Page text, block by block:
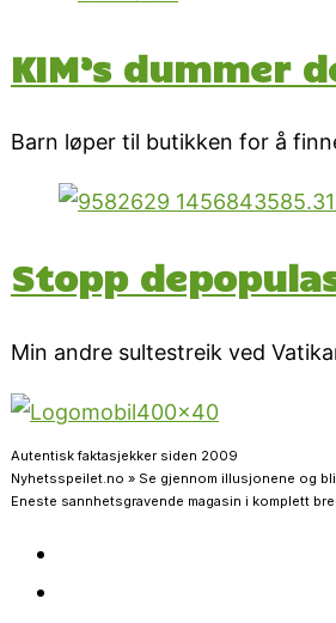
KIM’s dummer
Barn løper til butikken for å
Stopp
Min andre sultestreik ved
Autentisk faktasjekker siden 2009
Nyhetsspeilet.no » Se gjennom illusjonene og
Eneste sannhetsgravende magasin i komplett